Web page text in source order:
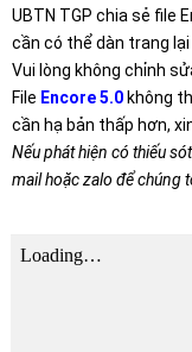
UBTN TGP chia sẻ file
cần có thể dàn trang
Vui lòng không chỉnh
File Encore 5.0không
cần hạ bản thấp hơn,
Nếu phát hiện có thiếu
mail hoặc zalo để chúng